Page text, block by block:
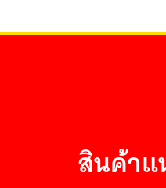
สินค้าแ